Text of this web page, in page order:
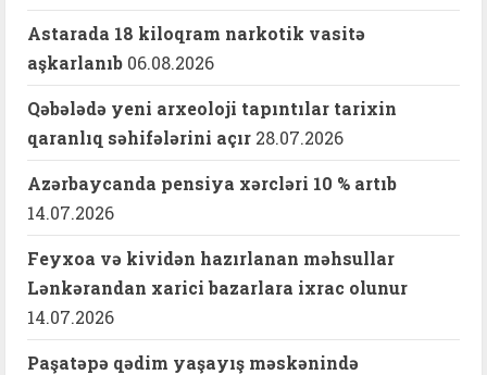
Astarada 18 kiloqram narkotik vasitə
aşkarlanıb 06.08.2026
Qəbələdə yeni arxeoloji tapıntılar tarixin
qaranlıq səhifələrini açır 28.07.2026
Azərbaycanda pensiya xərcləri 10 % artıb
14.07.2026
Feyxoa və kividən hazırlanan məhsullar
Lənkərandan xarici bazarlara ixrac olunur
14.07.2026
Paşatəpə qədim yaşayış məskənində